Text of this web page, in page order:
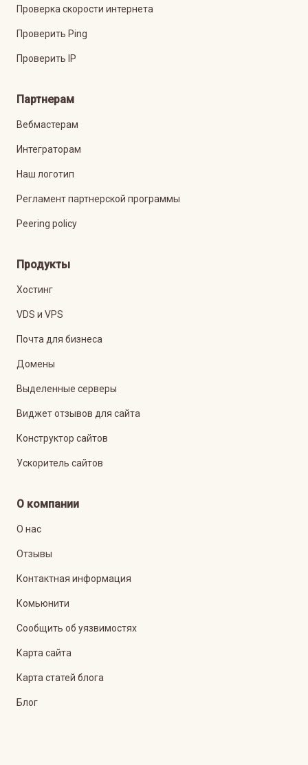
Проверка скорости интернета
Проверить Ping
Проверить IP
Партнерам
Вебмастерам
Интеграторам
Наш логотип
Регламент партнерской программы
Peering policy
Продукты
Хостинг
VDS и VPS
Почта для бизнеса
Домены
Выделенные серверы
Виджет отзывов для сайта
Конструктор сайтов
Ускоритель сайтов
О компании
О нас
Отзывы
Контактная информация
Комьюнити
Сообщить об уязвимостях
Карта сайта
Карта статей блога
Блог